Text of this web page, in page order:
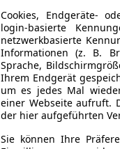
Cookies, Endgeräte-
login-basierte
netzwerkbasierte
Informationen (z. B.
Sprache,
Ihrem Endgerät
um es jedes Mal
einer Webseite aufruft.
der hier aufgeführten
Sie können Ihre